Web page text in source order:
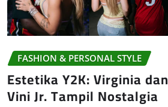
FASHION & PERSONAL STYLE
Estetika Y2K: Virginia dan
Vini Jr. Tampil Nostalgia